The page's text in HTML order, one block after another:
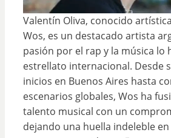
Valentín Oliva, conocido
Wos, es un destacado artista
pasión por el rap y la música lo
estrellato internacional. Desde
inicios en Buenos Aires hasta
escenarios globales, Wos ha
talento musical con un
dejando una huella indeleble